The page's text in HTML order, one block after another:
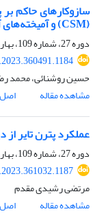
سازوکارهای حاکم
(CSM) و آمیخته‌های آن
دوره 27، شماره 109، بهار 1402، صفحه
حسین روشنائی، محمد
مشاهده مقاله
عملکرد پترن تایر از
دوره 27، شماره 109، بهار 1402، صفحه
مرتضی رشیدی مقدم
مشاهده مقاله